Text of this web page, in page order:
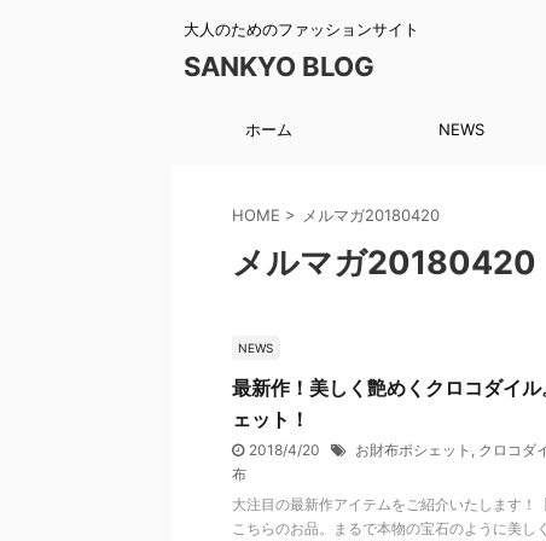
大人のためのファッションサイト
SANKYO BLOG
ホーム NEWS
HOME > メルマガ20180420
メルマガ20180420
NEWS
最新作！美しく艶めくクロコダイ
ェット！
2018/4/20 お財布ポシェット , クロコダ
布
大注目の最新作アイテムをご紹介いたします
こちらのお品。まるで本物の宝石のように美